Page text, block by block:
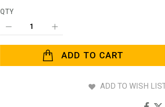
QTY
ADD TO CART
ADD TO WISH